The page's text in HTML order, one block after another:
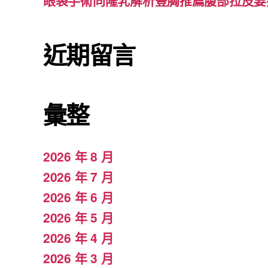
近期留言
彙整
2026 年 8 月
2026 年 7 月
2026 年 6 月
2026 年 5 月
2026 年 4 月
2026 年 3 月